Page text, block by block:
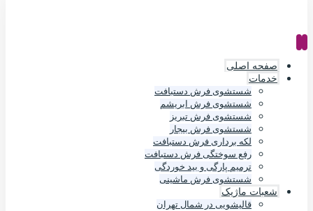
صفحه اصلی
خدمات
شستشوی فرش دستبافت
شستشوی فرش ابریشم
شستشوی فرش تبریز
شستشوی فرش بیجار
لکه برداری فرش دستبافت
رفع سوختگی فرش دستبافت
ترمیم پارگی و بید خوردگی
شستشوی فرش ماشینی
شعبات ماژیک
قالیشویی در شمال تهران